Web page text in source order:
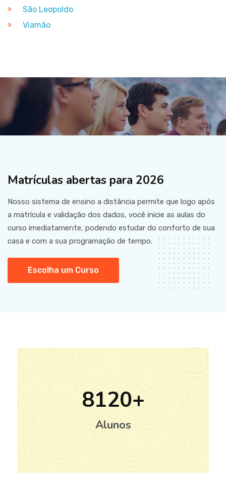
São Leopoldo
Viamão
Matrículas abertas para 2026
Nosso sistema de ensino a distância permite que logo após
a matrícula e validação dos dados, você inicie as aulas do
curso imediatamente, podendo estudar do conforto de sua
casa e com a sua programação de tempo.
Escolha um Curso
8120
Alunos